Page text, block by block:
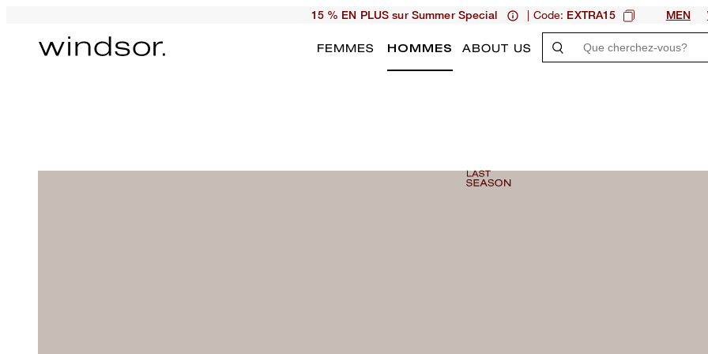
15 % EN PLUS sur Summer Special | Code: EXTRA15 MEN
FEMMES HOMMES ABOUT US